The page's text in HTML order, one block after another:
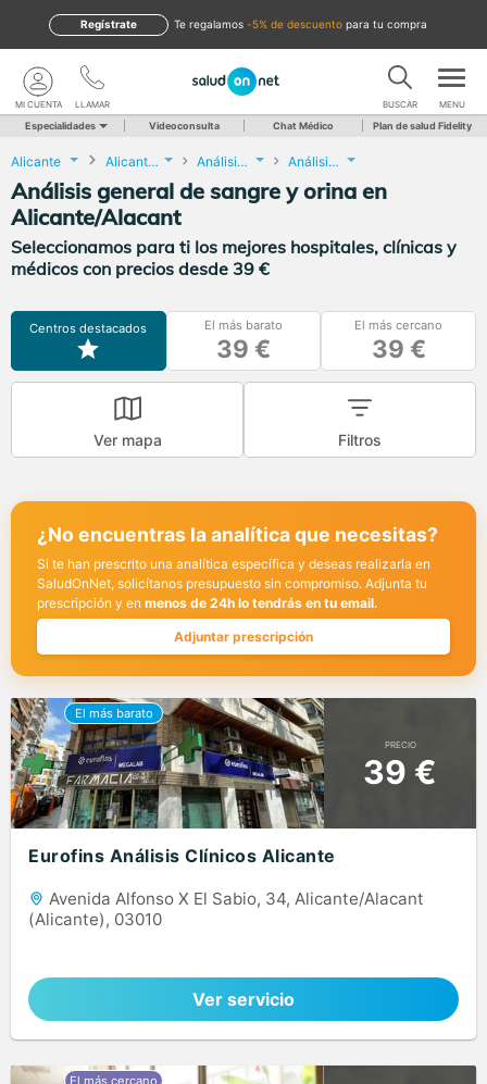
te regalamos -5% de descuento para tu compra
Regístrate
LLAMAR
MI CUENTA BUSCAR MENU
Especialidades Videoconsulta Chat Médico Plan de salud Fidelity
Alicante Alicante/Alacant Análisis Clínicos Análisis general de sangre y orina
Análisis general de sangre y orina en
Alicante/Alacant
Seleccionamos para ti los mejores hospitales, clínicas y
médicos con precios desde 39 €
Centros destacados El más barato
39 €
El más cercano
39 €
Ver mapa Filtros
¿No encuentras la analítica que necesitas?
Si te han prescrito una analítica específica y deseas realizarla en
SaludOnNet, solicítanos presupuesto sin compromiso. Adjunta tu
prescripción y en menos de 24h lo tendrás en tu email.
Adjuntar prescripción
PRECIO
39 €
Eurofins Análisis Clínicos Alicante
Avenida Alfonso X El Sabio, 34, Alicante/Alacant
(Alicante), 03010
Ver servicio